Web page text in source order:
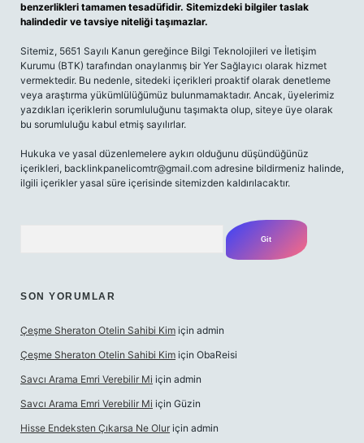
benzerlikleri tamamen tesadüfidir. Sitemizdeki bilgiler taslak
halindedir ve tavsiye niteliği taşımazlar.
Sitemiz, 5651 Sayılı Kanun gereğince Bilgi Teknolojileri ve İletişim
Kurumu (BTK) tarafından onaylanmış bir Yer Sağlayıcı olarak hizmet
vermektedir. Bu nedenle, sitedeki içerikleri proaktif olarak denetleme
veya araştırma yükümlülüğümüz bulunmamaktadır. Ancak, üyelerimiz
yazdıkları içeriklerin sorumluluğunu taşımakta olup, siteye üye olarak
bu sorumluluğu kabul etmiş sayılırlar.
Hukuka ve yasal düzenlemelere aykırı olduğunu düşündüğünüz
içerikleri, backlinkpanelicomtr@gmail.com adresine bildirmeniz halinde,
ilgili içerikler yasal süre içerisinde sitemizden kaldırılacaktır.
SON YORUMLAR
Çeşme Sheraton Otelin Sahibi Kim için admin
Çeşme Sheraton Otelin Sahibi Kim için ObaReisi
Savcı Arama Emri Verebilir Mi için admin
Savcı Arama Emri Verebilir Mi için Güzin
Hisse Endeksten Çıkarsa Ne Olur için admin